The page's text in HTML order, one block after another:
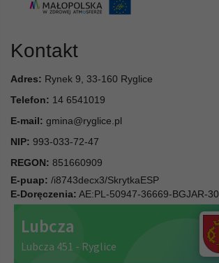
Kontakt
Adres: Rynek 9, 33-160 Ryglice
Telefon: 14 6541019
E-mail: gmina@ryglice.pl
NIP: 993-033-72-47
REGON: 851660909
E-puap: /i8743decx3/SkrytkaESP
E-Doręczenia: AE:PL-50947-36669-BGJAR-30